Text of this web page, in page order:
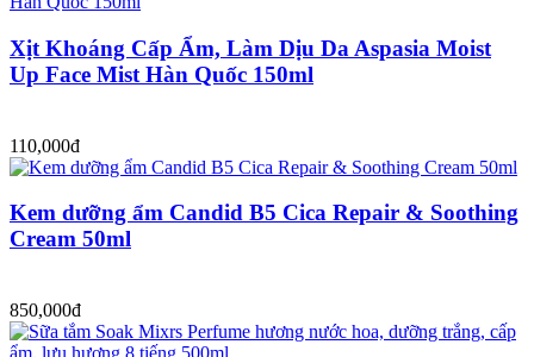
Xịt Khoáng Cấp Ẩm, Làm Dịu Da Aspasia Moist
Up Face Mist Hàn Quốc 150ml
110,000đ
Kem dưỡng ẩm Candid B5 Cica Repair & Soothing
Cream 50ml
850,000đ